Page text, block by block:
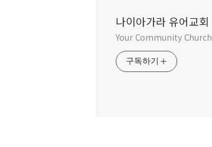
나이아가라 유어교회
Your Community Church
구독하기